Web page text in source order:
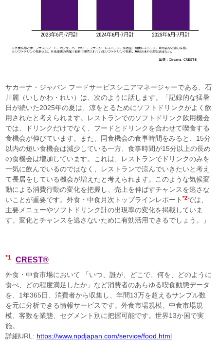
サカーナ・ジャパン フードサービスシニアマネージャーである、石
川麗（いしかわ・れい）は、次のように話します。「記録的な猛暑
日が続いた2025年の夏は、涼をとるためにソフトドリンクがよく飲
用されたと考えられます。レストランでのソフトドリンク飲用機会
では、ドリンクだけでなく、フードとドリンクを合わせて喫食する
食機会が伸びています。また、同食機会の食事時間をみると、15分
以内の短い食機会は減少している一方、食事時間が15分以上の長め
の食機会は増加しています。これは、レストランでドリンクのみを
一気に飲んでいるのではなく、レストランで涼んでいきたいと考え
て長居をしている機会が増えたと考えられます。このような気候変
動による消費行動の変化を把握し、売上を伸ばすチャンスを逃さな
いことが重要です。外食・中食月次トップラインレポート*2では、
主要メニューやソフトドリンク計の出現率の変化を掲載していま
す。変化とチャンスを逃さないために有効活用できるでしょう。」
*1 CREST®
外食・中食市場において 「いつ、誰が、どこで、何を、どのように
食べ、どの程度満足したか」など消費者のあらゆる喫食動態データ
を、1年365日、消費者から収集し、年間13万を超えるサンプル数
を元に分析できる情報サービスです。外食市場規模、中食市場規
模、客数を業態、セグメント別に把握可能です。世界13か国で実
施。
詳細URL: https://www.npdjapan.com/service/food.html